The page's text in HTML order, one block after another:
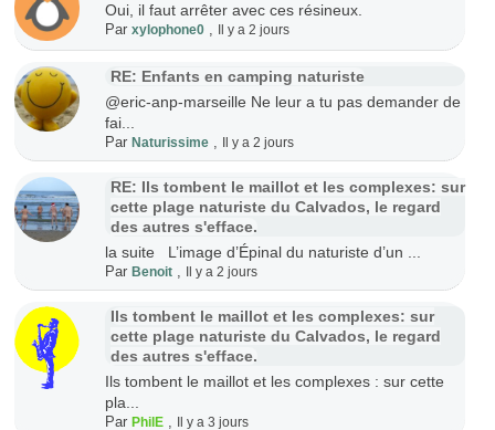
Oui, il faut arrêter avec ces résineux.
Par xylophone0, Il y a 2 jours
RE: Enfants en camping naturiste
@eric-anp-marseille Ne leur a tu pas demander de
fai...
Par Naturissime, Il y a 2 jours
RE: Ils tombent le maillot et les complexes: sur
cette plage naturiste du Calvados, le regard
des autres s'efface.
la suite L’image d’Épinal du naturiste d’un ...
Par Benoit, Il y a 2 jours
Ils tombent le maillot et les complexes: sur
cette plage naturiste du Calvados, le regard
des autres s'efface.
Ils tombent le maillot et les complexes : sur cette
pla...
Par PhilE, Il y a 3 jours